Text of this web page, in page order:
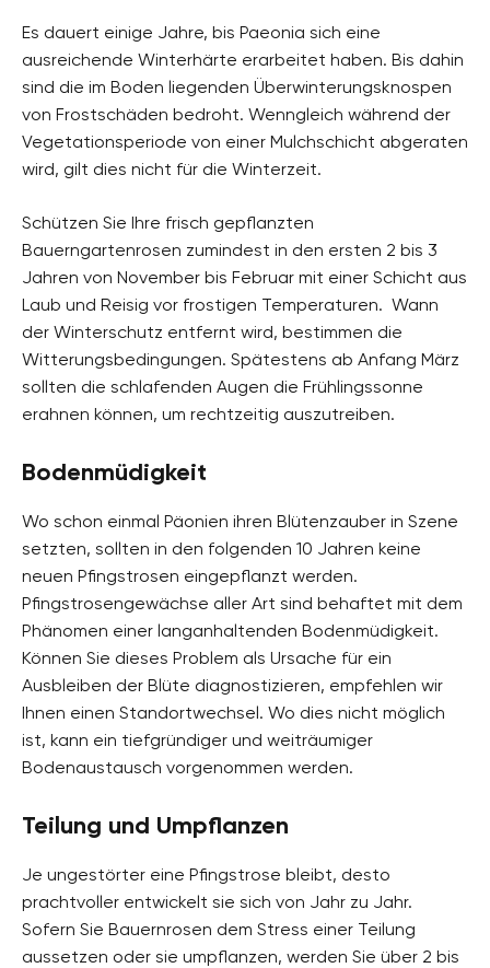
Es dauert einige Jahre, bis Paeonia sich eine
ausreichende Winterhärte erarbeitet haben. Bis dahin
sind die im Boden liegenden Überwinterungsknospen
von Frostschäden bedroht. Wenngleich während der
Vegetationsperiode von einer Mulchschicht abgeraten
wird, gilt dies nicht für die Winterzeit.
Schützen Sie Ihre frisch gepflanzten
Bauerngartenrosen zumindest in den ersten 2 bis 3
Jahren von November bis Februar mit einer Schicht aus
Laub und Reisig vor frostigen Temperaturen. Wann
der Winterschutz entfernt wird, bestimmen die
Witterungsbedingungen. Spätestens ab Anfang März
sollten die schlafenden Augen die Frühlingssonne
erahnen können, um rechtzeitig auszutreiben.
Bodenmüdigkeit
Wo schon einmal Päonien ihren Blütenzauber in Szene
setzten, sollten in den folgenden 10 Jahren keine
neuen Pfingstrosen eingepflanzt werden.
Pfingstrosengewächse aller Art sind behaftet mit dem
Phänomen einer langanhaltenden Bodenmüdigkeit.
Können Sie dieses Problem als Ursache für ein
Ausbleiben der Blüte diagnostizieren, empfehlen wir
Ihnen einen Standortwechsel. Wo dies nicht möglich
ist, kann ein tiefgründiger und weiträumiger
Bodenaustausch vorgenommen werden.
Teilung und Umpflanzen
Je ungestörter eine Pfingstrose bleibt, desto
prachtvoller entwickelt sie sich von Jahr zu Jahr.
Sofern Sie Bauernrosen dem Stress einer Teilung
aussetzen oder sie umpflanzen, werden Sie über 2 bis